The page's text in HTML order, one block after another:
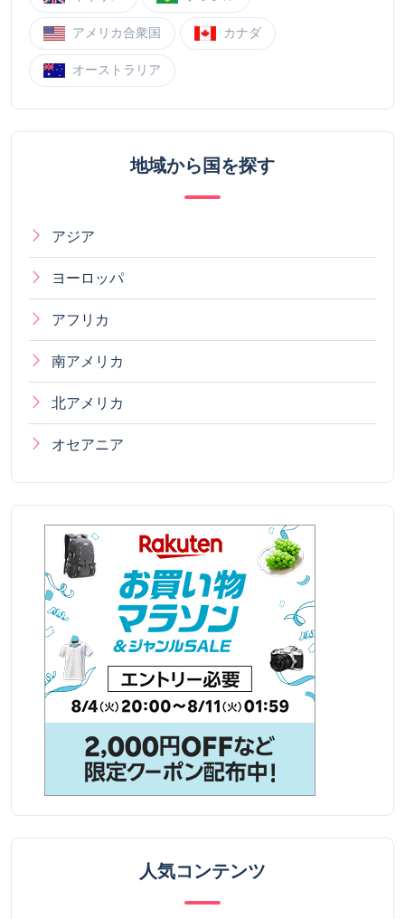
アメリカ合衆国 カナダ
オーストラリア
地域から国を探す
アジア
ヨーロッパ
アフリカ
南アメリカ
北アメリカ
オセアニア
人気コンテンツ